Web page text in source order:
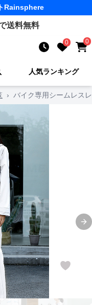
Rainsphere
送料無料
0 0
人気ランキング
› バイク専用シームレス